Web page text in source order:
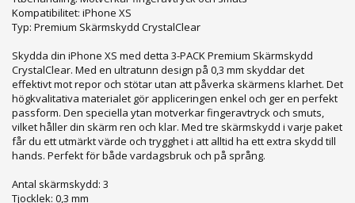
Kompatibilitet: iPhone XS
Typ: Premium Skärmskydd CrystalClear
Skydda din iPhone XS med detta 3-PACK Premium Skärmskydd
CrystalClear. Med en ultratunn design på 0,3 mm skyddar det
effektivt mot repor och stötar utan att påverka skärmens klarhet. Det
högkvalitativa materialet gör appliceringen enkel och ger en perfekt
passform. Den speciella ytan motverkar fingeravtryck och smuts,
vilket håller din skärm ren och klar. Med tre skärmskydd i varje paket
får du ett utmärkt värde och trygghet i att alltid ha ett extra skydd till
hands. Perfekt för både vardagsbruk och på språng.
Antal skärmskydd: 3
Tjocklek: 0,3 mm